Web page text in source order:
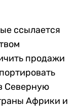
ссылается
продажи
Северную
Африки и